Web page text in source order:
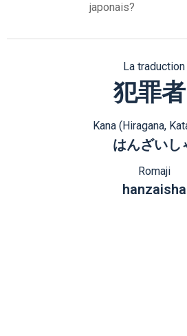
japonais?
La traduction
犯罪者
Kana (Hiragana,
はんざいし
Romaji
hanzaisha